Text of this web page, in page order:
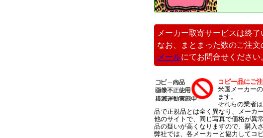
メーカー取寄サービスは終了
なお、まとまった数のご注文
メールにてお問合せください
コピー品にご
米国メーカー
ます。
それらの業者
品で正規品とは全く異なり、メーカ
他のサイトで、同じ写真で価格が異
品の疑いが高くなりますので、購入
弊社では、各メーカーと協力してコ